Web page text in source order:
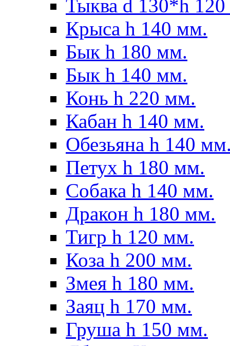
Тыква d 130*h
Крыса h 140 мм.
Бык h 180 мм.
Бык h 140 мм.
Конь h 220 мм.
Кабан h 140 мм.
Обезьяна h 140
Петух h 180 мм.
Собака h 140 мм.
Дракон h 180 мм.
Тигр h 120 мм.
Коза h 200 мм.
Змея h 180 мм.
Заяц h 170 мм.
Груша h 150 мм.